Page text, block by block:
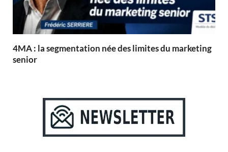
4MA : la segmentation née des limites du marketing
senior